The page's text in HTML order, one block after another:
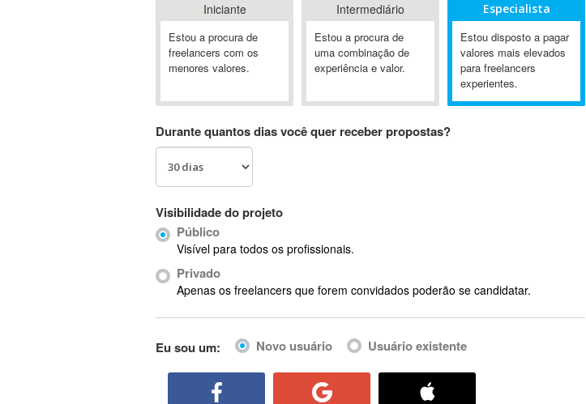
4D Dimension
802.11
A&P
A-GPS
Ab Initio
ABIS
AbleCommerce
Ableton Live
Abstract Window Toolkit (AWT)
Iniciante
Estou a procura de
freelancers com os
menores valores.
Intermediário
Estou a procura de
uma combinação de
experiência e valor.
Especialista
Estou disposto a pagar
valores mais elevados
para freelancers
experientes.
Durante quantos dias você quer receber propostas?
Visibilidade do projeto
Público
Visível para todos os profissionais.
Privado
Apenas os freelancers que forem convidados poderão se candidatar.
Eu sou um: Novo usuário Usuário existente